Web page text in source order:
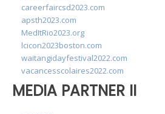
careerfaircsd2023.com
apsth2023.com
MedItRio2023.org
lcicon2023boston.com
waitangidayfestival2022.com
vacancesscolaires2022.com
MEDIA PARTNER II